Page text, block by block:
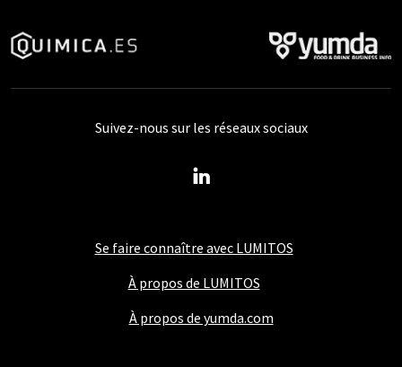
Se faire connaître avec LUMITOS
À propos de LUMITOS
À propos de yumda.com
Suivez-nous sur les réseaux sociaux